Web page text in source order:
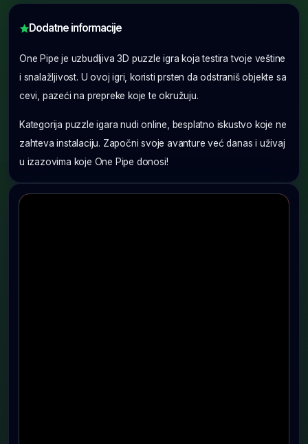
Dodatne informacije
One Pipe je uzbudljiva 3D puzzle igra koja testira tvoje veštine
i snalažljivost. U ovoj igri, koristi prsten da odstraniš objekte sa
cevi, pazeći na prepreke koje te okružuju.
Kategorija puzzle igara nudi online, besplatno iskustvo koje ne
zahteva instalaciju. Započni svoje avanture već danas i uživaj
u izazovima koje One Pipe donosi!